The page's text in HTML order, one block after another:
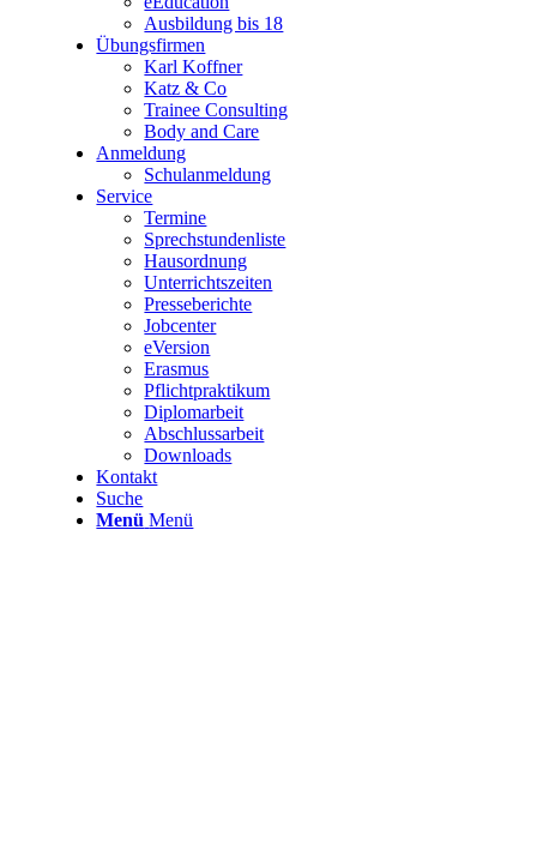
Ausbildung bis 18
Übungsfirmen
Karl Koffner
Katz & Co
Trainee Consulting
Body and Care
Anmeldung
Schulanmeldung
Service
Termine
Sprechstundenliste
Hausordnung
Unterrichtszeiten
Presseberichte
Jobcenter
eVersion
Erasmus
Pflichtpraktikum
Diplomarbeit
Abschlussarbeit
Downloads
Kontakt
Suche
Menü Menü